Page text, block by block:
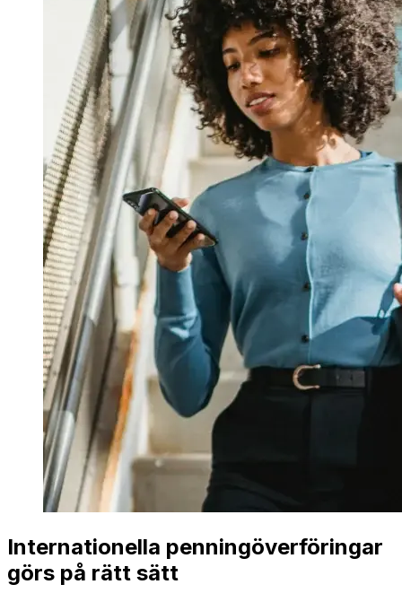
Internationella penningöverföringar
görs på rätt sätt